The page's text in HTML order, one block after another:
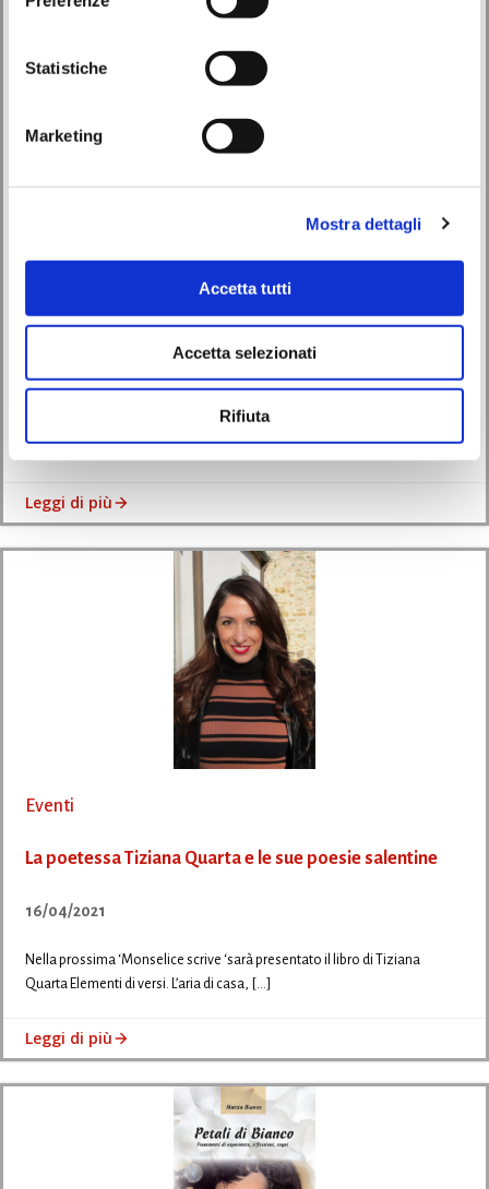
Statistiche
Marketing
Mostra dettagli
Accetta tutti
Accetta selezionati
Rifiuta
La scrittrice Alessia Vegro presenta il suo primo libro
‘Elephant’
16/04/2021
La scrittrice Alessia Vegro – di Battaglia Terme – presenta a ‘Monselice
Scrive’ il suo […]
Leggi di più
Eventi
La poetessa Tiziana Quarta e le sue poesie salentine
16/04/2021
Nella prossima ‘Monselice scrive ‘sarà presentato il libro di Tiziana
Quarta Elementi di versi. L’aria di casa, […]
Leggi di più